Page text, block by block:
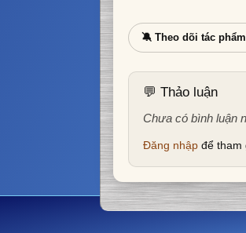
🔕 Theo dõi tác phẩm
💬 Thảo luận
Chưa có bình luận
Đăng nhập để tham